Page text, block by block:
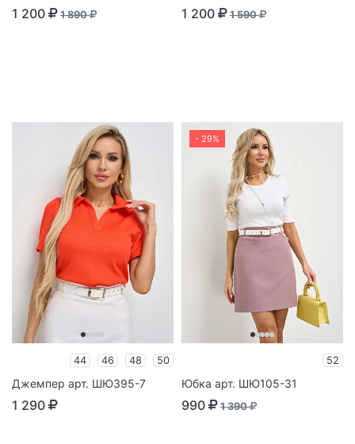
1 200 1 890 1 200 1 590
44 46 48 50
Джемпер арт. ШЮ395-7
1 290
- 29%
52
Юбка арт. ШЮ105-31
990 1 390